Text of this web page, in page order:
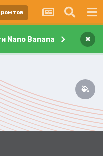
Nano Banana ×